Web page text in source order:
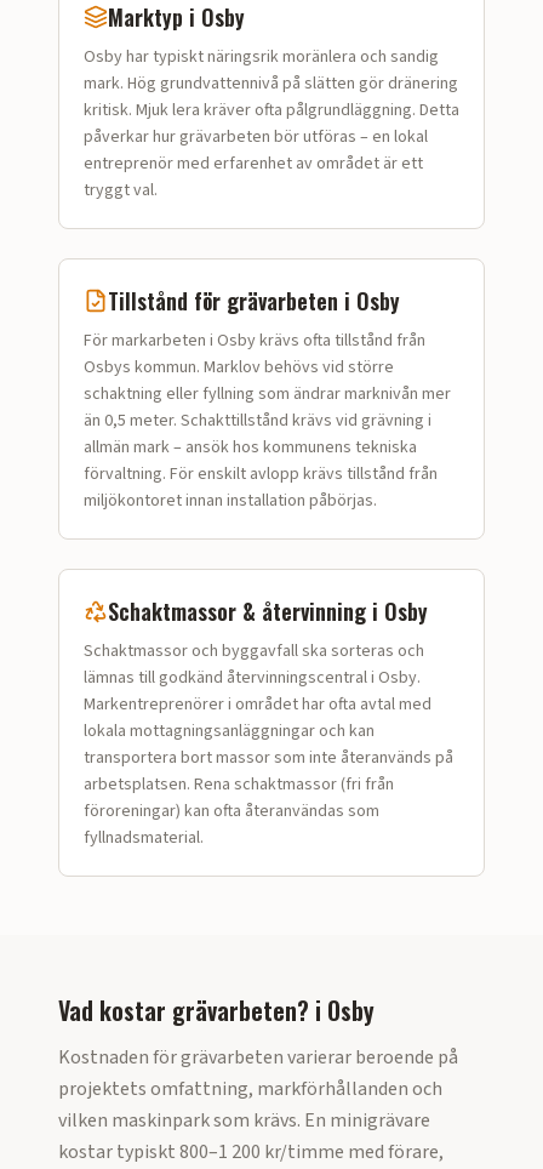
Marktyp i Osby
Osbyhar typisktnäringsrik moränlera och sandig
mark. Hög grundvattennivå på slätten gör dränering
kritisk. Mjuk lera kräver ofta pålgrundläggning. Detta
påverkar hur grävarbeten bör utföras – en lokal
entreprenör med erfarenhet av området är ett
tryggt val.
Tillstånd för grävarbeten i Osby
För markarbeten i Osby krävs ofta tillstånd från
Osbys kommun. Marklov behövs vid större
schaktning eller fyllning som ändrar marknivån mer
än 0,5 meter. Schakttillstånd krävs vid grävning i
allmän mark – ansök hos kommunens tekniska
förvaltning. För enskilt avlopp krävs tillstånd från
miljökontoret innan installation påbörjas.
Schaktmassor & återvinning i Osby
Schaktmassor och bygg­avfall ska sorteras och
lämnas till godkänd återvinningscentral i Osby.
Markentreprenörer i området har ofta avtal med
lokala mottagningsanläggningar och kan
transportera bort massor som inte återanvänds på
arbetsplatsen. Rena schaktmassor (fri från
föroreningar) kan ofta återanvändas som
fyllnadsmaterial.
Vad kostar grävarbeten? i Osby
Kostnaden för grävarbeten varierar beroende på
projektets omfattning, markförhållanden och
vilken maskinpark som krävs. En minigrävare
kostar typiskt 800–1 200 kr/timme med förare,